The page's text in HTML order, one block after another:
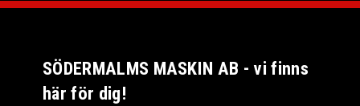
SÖDERMALMS MASKIN AB - vi finns
här för dig!